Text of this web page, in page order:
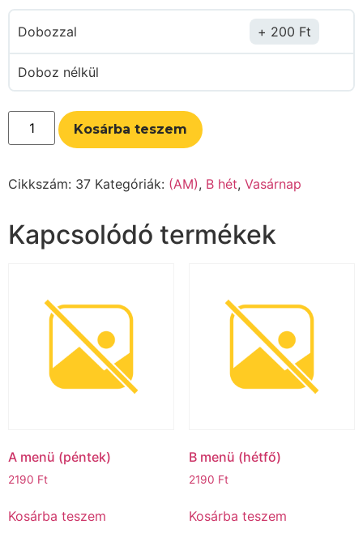
Dobozzal 200 Ft
Doboz nélkül
Kosárba teszem
Cikkszám: 37 Kategóriák: (AM), B hét, Vasárnap
Kapcsolódó termékek
A menü (péntek)ㅤ
2190 Ft
Kosárba teszem
B menü (hétfő)ㅤ
2190 Ft
Kosárba teszem